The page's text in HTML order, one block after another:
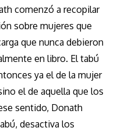
comenzó a recopilar
sobre mujeres que
que nunca debieron
en libro. El tabú
ya el de la mujer
el de aquella que los
sentido, Donath
desactiva los